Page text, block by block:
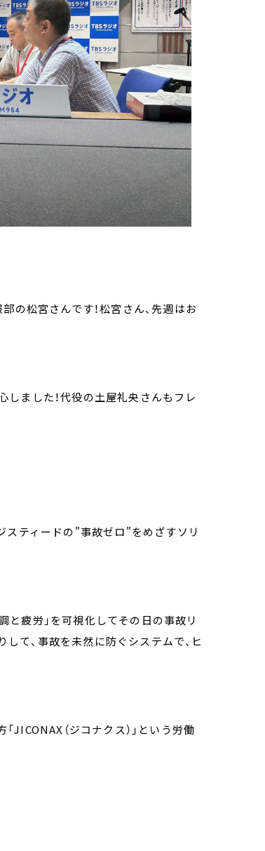
の松宮さんです！松宮さん、先週はお
しました！代役の土屋礼央さんもフレ
スティードの"事故ゼロ"をめざすソリ
と疲労」を可視化してその日の事故リ
て、事故を未然に防ぐシステムで、ヒ
JICONAX（ジコナクス）」という労働